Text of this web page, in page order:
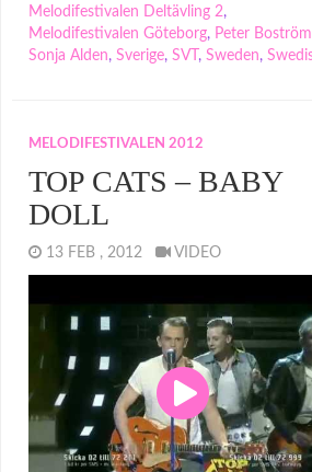
Melodifestivalen Deltävling 2,
Melodifestivalen Göteborg, Peter Boström
Sonja Alden, Sverige, SVT , Sweden,
MELODIFESTIVALEN 2012
TOP CATS – BABY
DOLL
13 FEB , 2012 VIDEO